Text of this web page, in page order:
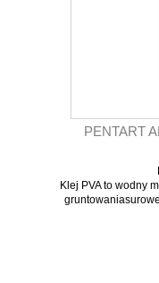
PENTART
Klej PVA to wodny